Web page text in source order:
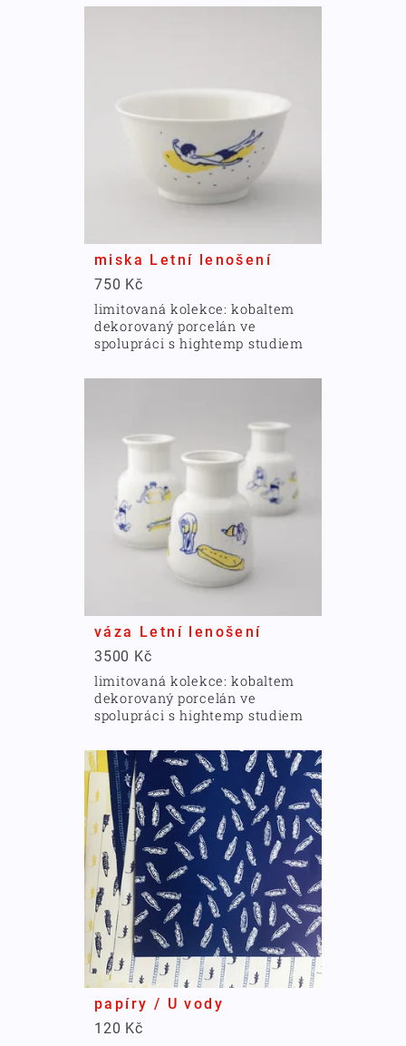
miska Letní lenošení
750 Kč
limitovaná kolekce: kobaltem
dekorovaný porcelán ve
spolupráci s hightemp studiem
váza Letní lenošení
3500 Kč
limitovaná kolekce: kobaltem
dekorovaný porcelán ve
spolupráci s hightemp studiem
papíry / U vody
120 Kč